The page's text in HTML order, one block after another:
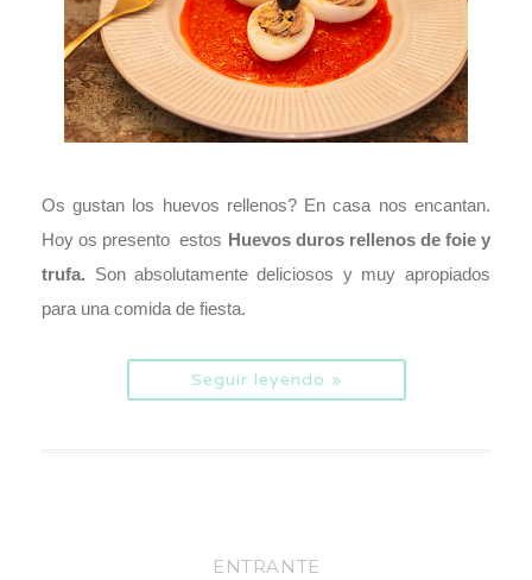
Os gustan los huevos rellenos? En casa nos encantan.
Hoy os presento estos Huevos duros rellenos de foie y
trufa. Son absolutamente deliciosos y muy apropiados
para una comida de fiesta.
Seguir leyendo »
ENTRANTE